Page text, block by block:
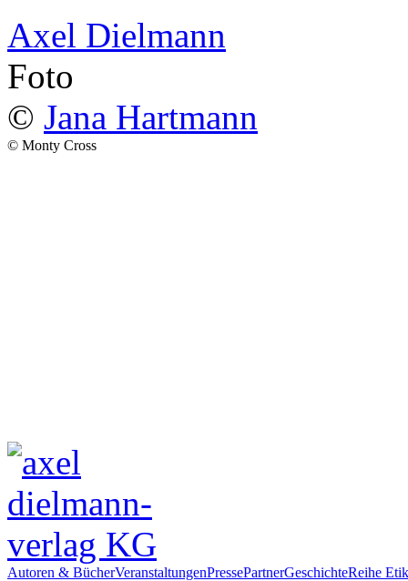
Axel Dielmann
Foto
© Jana Hartmann
© Monty Cross
Autoren & BücherVeranstaltungenPressePartnerGeschichteReihe